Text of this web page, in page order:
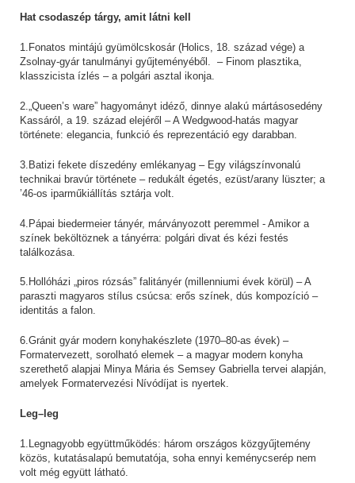
Hat csodaszép tárgy, amit látni kell
1.Fonatos mintájú gyümölcskosár (Holics, 18. század vége) a
Zsolnay-gyár tanulmányi gyűjteményéből. – Finom plasztika,
klasszicista ízlés – a polgári asztal ikonja.
2.„Queen’s ware” hagyományt idéző, dinnye alakú mártásosedény
Kassáról, a 19. század elejéről – A Wedgwood-hatás magyar
története: elegancia, funkció és reprezentáció egy darabban.
3.Batizi fekete díszedény emlékanyag – Egy világszínvonalú
technikai bravúr története – redukált égetés, ezüst/arany lüszter; a
’46-os iparműkiállítás sztárja volt.
4.Pápai biedermeier tányér, márványozott peremmel - Amikor a
színek beköltöznek a tányérra: polgári divat és kézi festés
találkozása.
5.Hollóházi „piros rózsás” falitányér (millenniumi évek körül) – A
paraszti magyaros stílus csúcsa: erős színek, dús kompozíció –
identitás a falon.
6.Gránit gyár modern konyhakészlete (1970–80-as évek) –
Formatervezett, sorolható elemek – a magyar modern konyha
szerethető alapjai Minya Mária és Semsey Gabriella tervei alapján,
amelyek Formatervezési Nívódíjat is nyertek.
Leg–leg
1.Legnagyobb együttműködés: három országos közgyűjtemény
közös, kutatásalapú bemutatója, soha ennyi keménycserép nem
volt még együtt látható.